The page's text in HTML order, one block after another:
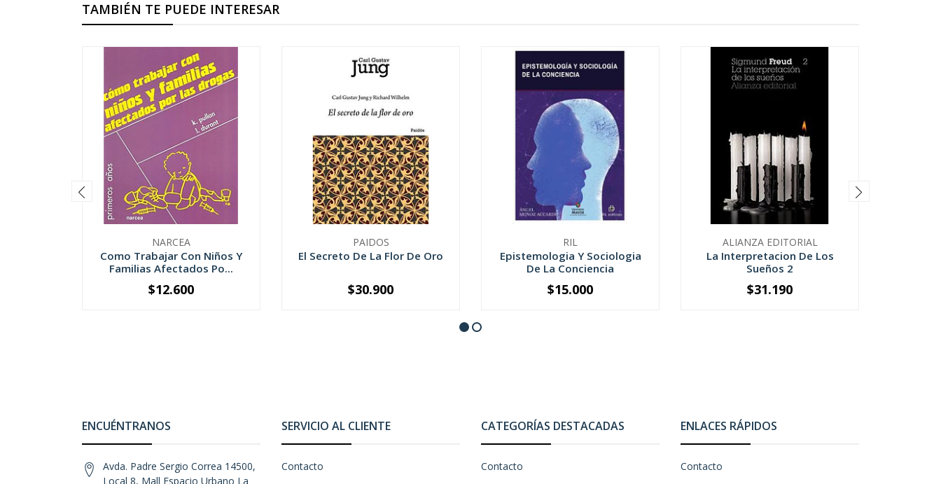
TAMBIÉN TE PUEDE INTERESAR
NARCEA
Como Trabajar Con Niños Y
Familias Afectados Po...
+
$12.600
PAIDOS
El Secreto De La Flor De Oro
+
$30.900
RIL
Epistemologia Y Sociologia
De La Conciencia
+
$15.000
ALIANZA EDITORIAL
La Interpretacion De Los
Sueños 2
+
$31.190
ENCUÉNTRANOS
Avda. Padre Sergio Correa 14500,
Local 8, Mall Espacio Urbano La
SERVICIO AL CLIENTE
Contacto
CATEGORÍAS DESTACADAS
Contacto
ENLACES RÁPIDOS
Contacto